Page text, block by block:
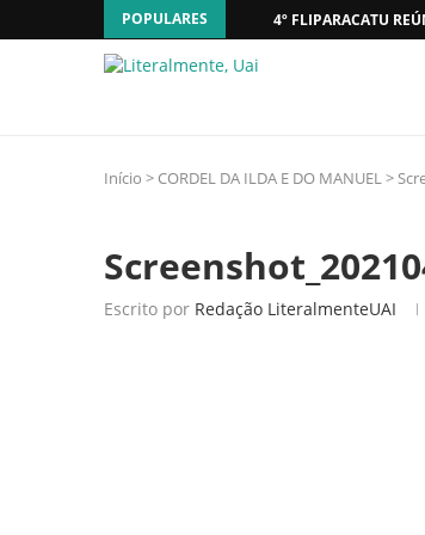
POPULARES 4º FLIPARACATU
Início > CORDEL DA ILDA E DO MANUEL>
Escrito por Redação LiteralmenteUAI